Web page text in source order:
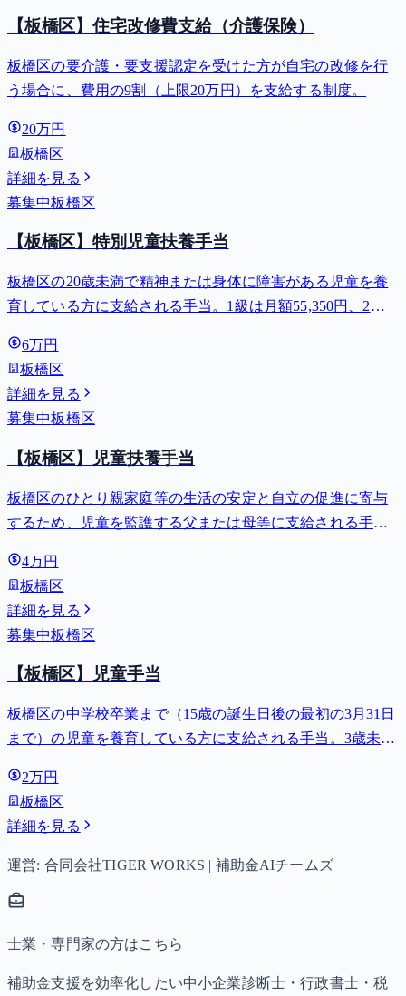
【板橋区】住宅改修費支給（介護保険）
板橋区の要介護・要支援認定を受けた方が自宅の改修を行
う場合に、費用の9割（上限20万円）を支給する制度。
20万円
板橋区
詳細を見る
募集中板橋区
【板橋区】特別児童扶養手当
板橋区の20歳未満で精神または身体に障害がある児童を養
育している方に支給される手当。1級は月額55,350円、2級
6万円
板橋区
詳細を見る
募集中板橋区
【板橋区】児童扶養手当
板橋区のひとり親家庭等の生活の安定と自立の促進に寄与
するため、児童を監護する父または母等に支給される手
4万円
板橋区
詳細を見る
募集中板橋区
【板橋区】児童手当
板橋区の中学校卒業まで（15歳の誕生日後の最初の3月31日
まで）の児童を養育している方に支給される手当。3歳未満
子以降は15,000円）、中学生は月額10,000円。
2万円
板橋区
詳細を見る
運営: 合同会社TIGER WORKS | 補助金AIチームズ
士業・専門家の方はこちら
補助金支援を効率化したい中小企業診断士・行政書士・税